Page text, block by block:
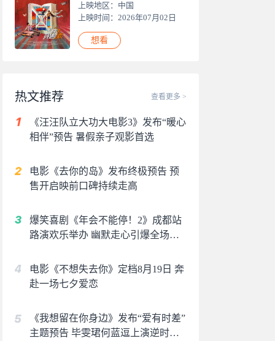
上映地区：中国
上映时间：2026年07月02日
想看
热文推荐 查看更多 >
《汪汪队立大功大电影3》发布“暖心
相伴”预告 暑假亲子观影首选
电影《去你的岛》发布终极预告 预
售开启映前口碑持续走高
爆笑喜剧《年会不能停！2》成都站
路演欢乐举办 幽默走心引爆全场共
电影《不想失去你》定档8月19日 奔
赴一场七夕爱恋
《我想留在你身边》发布“爱有时差”
主题预告 毕雯珺何蓝逗上演逆时虐